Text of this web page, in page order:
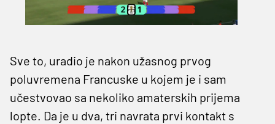
Sve to, uradio je nakon užasnog prvog
poluvremena Francuske u kojem je i sam
učestvovao sa nekoliko amaterskih prijema
lopte. Da je u dva, tri navrata prvi kontakt s